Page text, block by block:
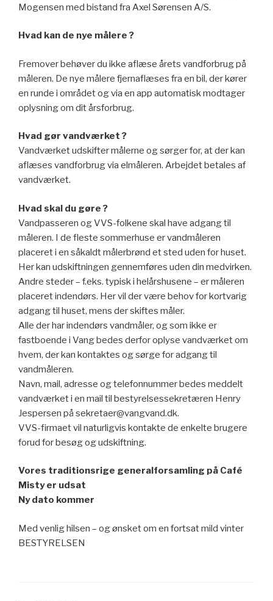
Mogensen med bistand fra Axel Sørensen A/S.
Hvad kan de nye målere ?
Fremover behøver du ikke aflæse årets vandforbrug på
måleren. De nye målere fjernaflæses fra en bil, der kører
en runde i området og via en app automatisk modtager
oplysning om dit årsforbrug.
Hvad gør vandværket ?
Vandværket udskifter målerne og sørger for, at der kan
aflæses vandforbrug via elmåleren. Arbejdet betales af
vandværket.
Hvad skal du gøre ?
Vandpasseren og VVS-folkene skal have adgang til
måleren. I de fleste sommerhuse er vandmåleren
placeret i en såkaldt målerbrønd et sted uden for huset.
Her kan udskiftningen gennemføres uden din medvirken.
Andre steder – f.eks. typisk i helårshusene – er måleren
placeret indendørs. Her vil der være behov for kortvarig
adgang til huset, mens der skiftes måler.
Alle der har indendørs vandmåler, og som ikke er
fastboende i Vang bedes derfor oplyse vandværket om
hvem, der kan kontaktes og sørge for adgang til
vandmåleren.
Navn, mail, adresse og telefonnummer bedes meddelt
vandværket i en mail til bestyrelsessekretæren Henry
Jespersen på sekretaer@vangvand.dk.
VVS-firmaet vil naturligvis kontakte de enkelte brugere
forud for besøg og udskiftning.
Vores traditionsrige generalforsamling på Café
Misty er udsat
Ny dato kommer
Med venlig hilsen – og ønsket om en fortsat mild vinter
BESTYRELSEN